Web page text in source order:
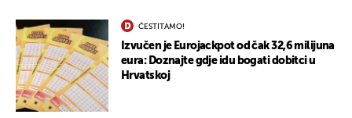
ČESTITAMO!
Izvučen je Eurojackpot od čak 32,6 milijuna
eura: Doznajte gdje idu bogati dobitci u
Hrvatskoj